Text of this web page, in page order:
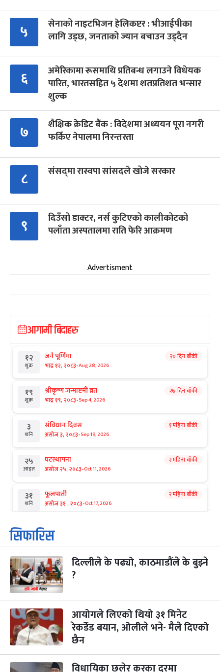
५
सेनाको नाइटभिजन हेलिकप्टर : भीआईपीका
लागि उड्छ, जनताको ज्यान बचाउन उड्दैन
६
अमेरिकामा रूसमाथि प्रतिबन्ध लगाउने विधेयक
पारित, भारतसहित ५ देशमा शतप्रतिशत भन्सार
शुल्क
७
शैक्षिक क्रेडिट बैंक : विदेशमा अध्ययन पूरा नगरी
फर्किए नेपालमा निरन्तरता
८ संसद्‍मा रास्वपा सांसदले खोजे सरकार
९
दिउँसो डाक्टर, नर्स कुटिएको कालीकोटको
पलाँता अस्पतालमा राति फेरि आक्रमण
Advertisment
आगामी बिदाहरु
१२
शुक्र
जनै पूर्णिमा
भाद्र १२, २०८३-Aug 28, 2026
२० दिन बाँकी
१९
शुक्र
श्रीकृष्ण जन्माष्टमी व्रत
भाद्र १९, २०८३-Sep 4, 2026
२७ दिन बाँकी
३
शनि
संविधान दिवस
असोज ३, २०८३-Sep 19, 2026
१ महिना बाँकी
२५
आइत
घटस्थापना
असोज २५, २०८३-Oct 11, 2026
२ महिना बाँकी
३१
शनि
फूलपाती
असोज ३१ , २०८३-Oct 17, 2026
२ महिना बाँकी
१
आइत
कार्तिक सङ्क्रान्ति
कार्तिक १, २०८३
३
मंगल
महानवमी
कार्तिक ३, २०८३
२ महिना बाँकी
४
बुध कार्तिक ४, २०८३ Oct 21, 2026
५
बिहि
पापा‌ङ्कुशा एकादशी व्रत
कार्तिक ५, २०८३-Oct 22, 2026
२ महिना बाँकी
कुकुर तिहार ३ महिना बाँकी
सिफारिस
दिल्लीले के पढ्यो, काठमाडौंले के बुझ्ने
?
आयोगले लिएको थियो ३१ मिनेट
रेकर्डेड बयान, ओलीले भने- मैले दिएको
छैन
विधायिका छलेर करका दरमा